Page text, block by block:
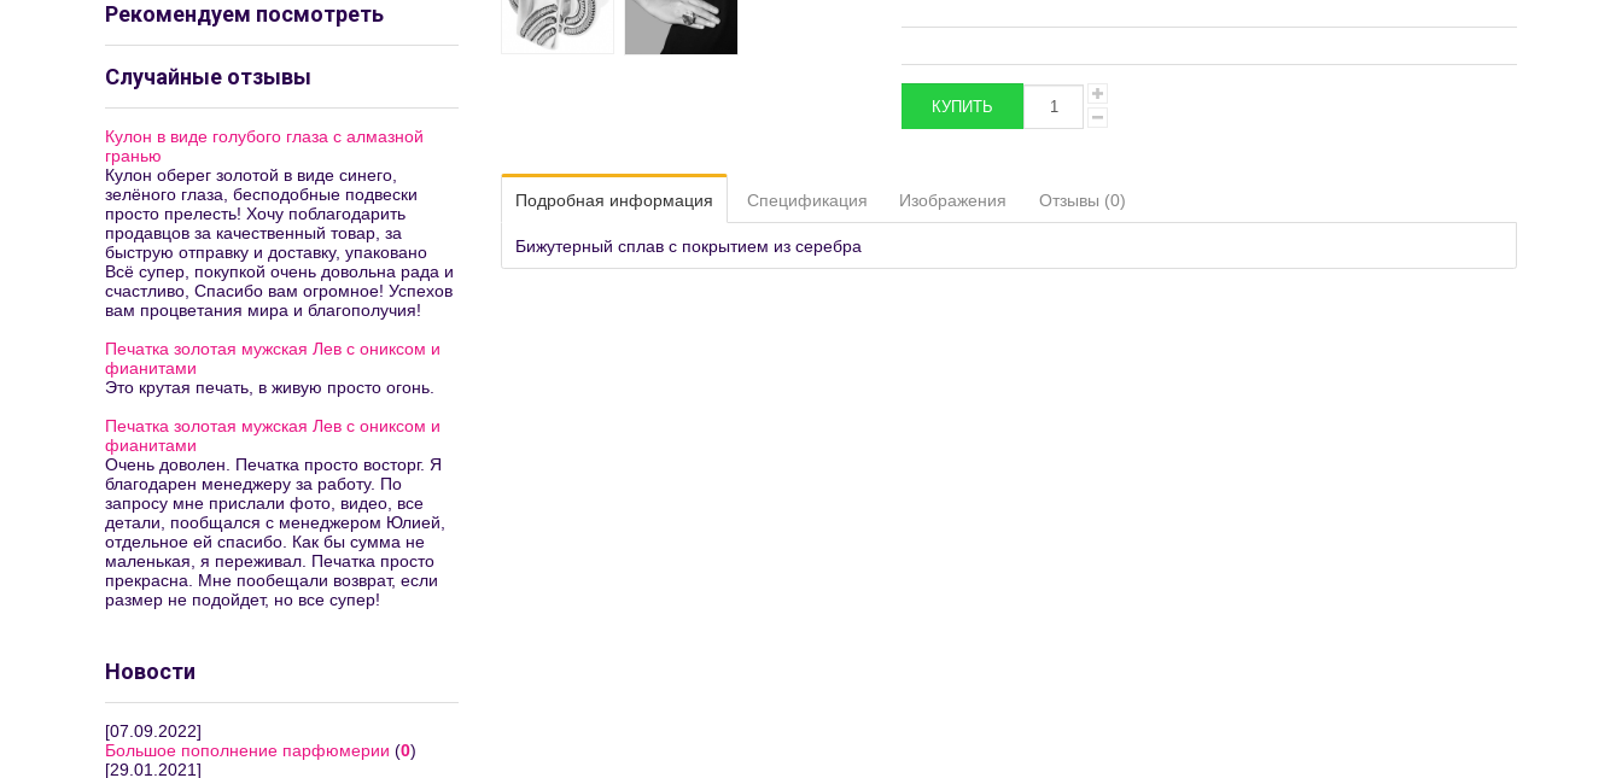
Подробная информация
Бижутерный сплав с покрытием из серебра
Спецификация Изображения Отзывы (0)
Рекомендуем посмотреть
Случайные отзывы
Кулон в виде голубого глаза с алмазной
гранью
Кулон оберег золотой в виде синего,
зелёного глаза, бесподобные подвески
просто прелесть! Хочу поблагодарить
продавцов за качественный товар, за
быструю отправку и доставку, упаковано
Всё супер, покупкой очень довольна рада и
счастливо, Спасибо вам огромное! Успехов
вам процветания мира и благополучия!
Печатка золотая мужская Лев с ониксом и
фианитами
Это крутая печать, в живую просто огонь.
Печатка золотая мужская Лев с ониксом и
фианитами
Очень доволен. Печатка просто восторг. Я
благодарен менеджеру за работу. По
запросу мне прислали фото, видео, все
детали, пообщался с менеджером Юлией,
отдельное ей спасибо. Как бы сумма не
маленькая, я переживал. Печатка просто
прекрасна. Мне пообещали возврат, если
размер не подойдет, но все супер!
Новости
[07.09.2022]
Большое пополнение парфюмерии (0)
[29.01.2021]